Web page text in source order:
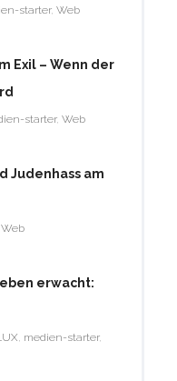
starter, Web
Exil – Wenn der
starter, Web
Judenhass am
Web
erwacht:
, medien-starter,